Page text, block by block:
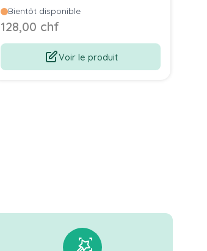
Gratuite, Boutique en Suisse
Bientôt disponible
128,00 chf
Voir le produit